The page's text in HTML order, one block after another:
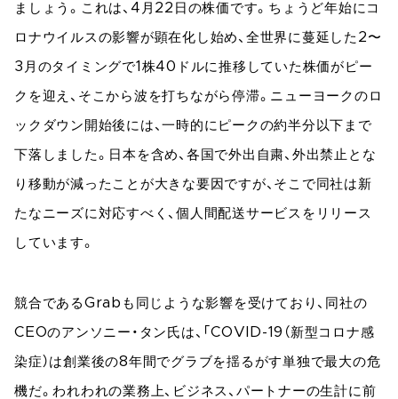
ましょう。これは、4月22日の株価です。ちょうど年始にコ
ロナウイルスの影響が顕在化し始め、全世界に蔓延した2〜
3月のタイミングで1株40ドルに推移していた株価がピー
クを迎え、そこから波を打ちながら停滞。ニューヨークのロ
ックダウン開始後には、一時的にピークの約半分以下まで
下落しました。日本を含め、各国で外出自粛、外出禁止とな
り移動が減ったことが大きな要因ですが、そこで同社は新
たなニーズに対応すべく、個人間配送サービスをリリース
しています。
競合であるGrabも同じような影響を受けており、同社の
CEOのアンソニー・タン氏は、「COVID-19（新型コロナ感
染症）は創業後の8年間でグラブを揺るがす単独で最大の危
機だ。われわれの業務上、ビジネス、パートナーの生計に前